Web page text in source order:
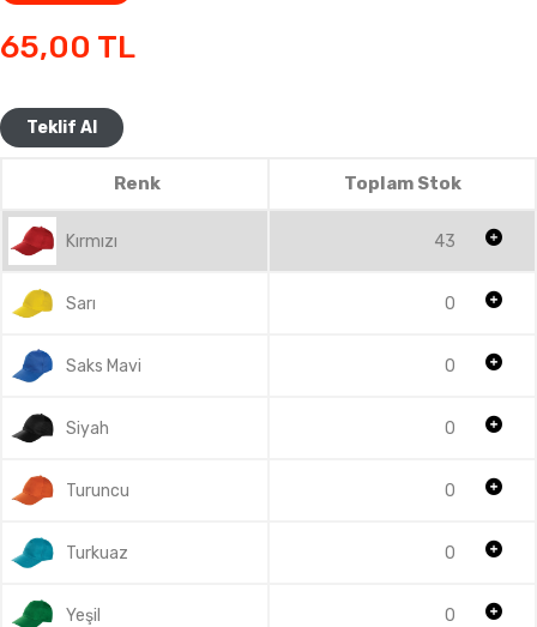
65,00 TL
Teklif Al
Renk Toplam Stok
Kırmızı 43
Sarı 0
Saks Mavi 0
Siyah 0
Turuncu 0
Turkuaz 0
Yeşil 0